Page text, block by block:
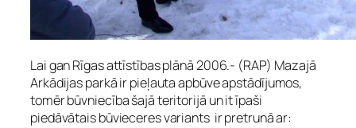
Lai gan Rīgas attīstības plānā 2006.- (RAP) Mazajā
Arkādijas parkā ir pieļauta apbūve apstādījumos,
tomēr būvniecība šajā teritorijā un it īpaši
piedāvātais būvieceres variants ir pretrunā ar: